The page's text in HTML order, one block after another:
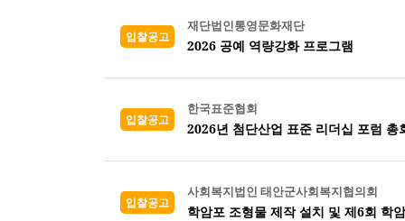
입찰공고
재단법인통영문화재단
2026 공예 역량강화 프로그램
입찰공고
한국표준협회
2026년 첨단산업 표준 리더십 포럼 총
입찰공고
사회복지법인 태안군사회복지협의회
학암포 조형물 제작 설치 및 제6회 학